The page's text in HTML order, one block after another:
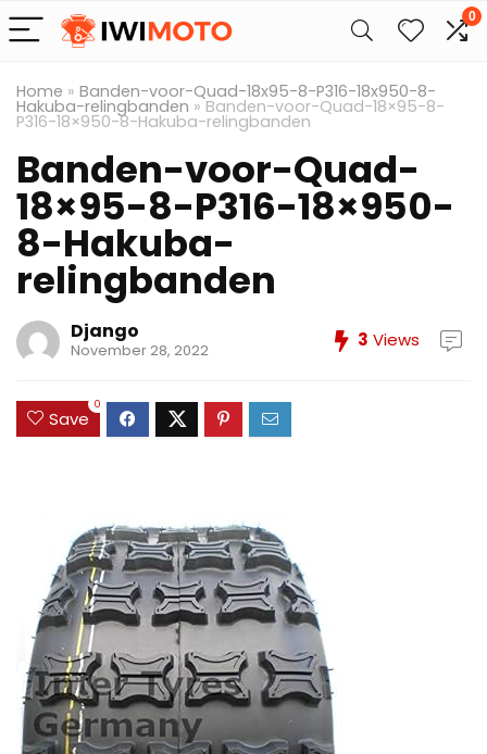
0
Home » Banden-voor-Quad-18x95-8-P316-18x950-8-
Hakuba-relingbanden » Banden-voor-Quad-18×95-8-
P316-18×950-8-Hakuba-relingbanden
Banden-voor-Quad-
18×95-8-P316-18×950-
8-Hakuba-
relingbanden
Django
November 28, 2022 3 Views
Save
0